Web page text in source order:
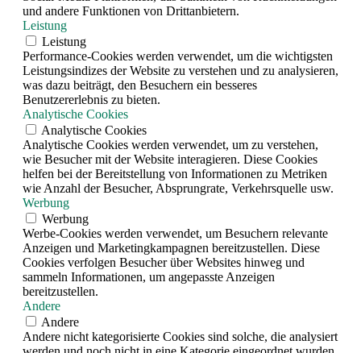
und andere Funktionen von Drittanbietern.
Leistung
Leistung
Performance-Cookies werden verwendet, um die wichtigsten
Leistungsindizes der Website zu verstehen und zu analysieren,
was dazu beiträgt, den Besuchern ein besseres
Benutzererlebnis zu bieten.
Analytische Cookies
Analytische Cookies
Analytische Cookies werden verwendet, um zu verstehen,
wie Besucher mit der Website interagieren. Diese Cookies
helfen bei der Bereitstellung von Informationen zu Metriken
wie Anzahl der Besucher, Absprungrate, Verkehrsquelle usw.
Werbung
Werbung
Werbe-Cookies werden verwendet, um Besuchern relevante
Anzeigen und Marketingkampagnen bereitzustellen. Diese
Cookies verfolgen Besucher über Websites hinweg und
sammeln Informationen, um angepasste Anzeigen
bereitzustellen.
Andere
Andere
Andere nicht kategorisierte Cookies sind solche, die analysiert